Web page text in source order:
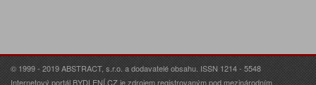
© 1999 - 2019 ABSTRACT, s.r.o. a dodavatelé obsahu. ISSN 1214 - 5548
Internetový portál BYDLENÍ.CZ je zdrojem registrovaným pod mezinárodním